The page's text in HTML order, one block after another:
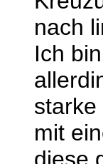
nach
Ich
mit